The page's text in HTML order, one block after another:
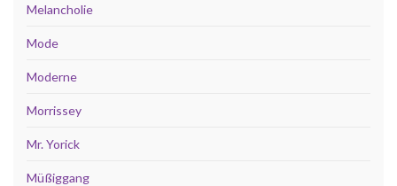
Melancholie
Mode
Moderne
Morrissey
Mr. Yorick
Müßiggang